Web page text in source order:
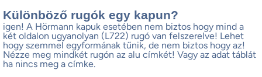
Különböző rugók egy kapun?
igen! A Hörmann kapuk esetében nem biztos hogy mind a
két oldalon ugyanolyan (L722) rugó van felszerelve! Lehet
hogy szemmel egyformának tűnik, de nem biztos hogy az!
Nézze meg mindkét rugón az alu címkét! Vagy az adat táblát
ha nincs meg a címke.